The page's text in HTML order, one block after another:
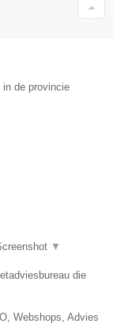
in de provincie
▼
die
Webshops, Advies